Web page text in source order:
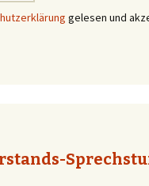
gelesen und